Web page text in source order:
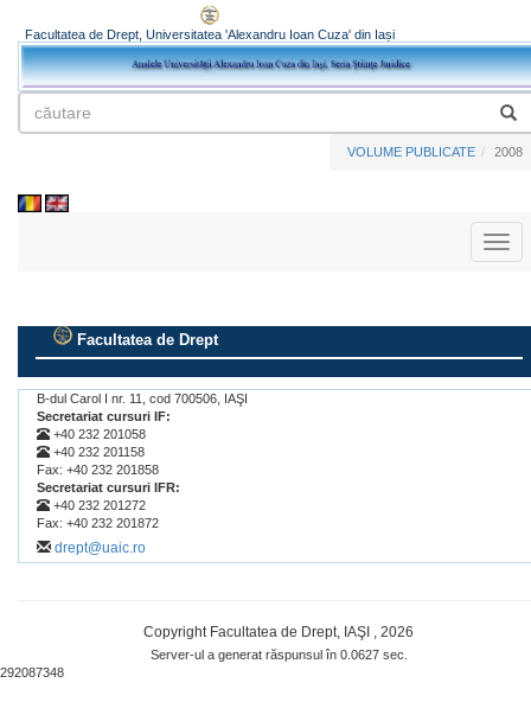
Facultatea de Drept, Universitatea 'Alexandru Ioan Cuza' din Iași
VOLUME PUBLICATE 2008
Facultatea de Drept
B-dul Carol I nr. 11, cod 700506, IAŞI
Secretariat cursuri IF:
+40 232 201058
+40 232 201158
Fax: +40 232 201858
Secretariat cursuri IFR:
+40 232 201272
Fax: +40 232 201872
drept@uaic.ro
Copyright Facultatea de Drept, IAŞI , 2026
Server-ul a generat răspunsul în 0.0627 sec.
292087348